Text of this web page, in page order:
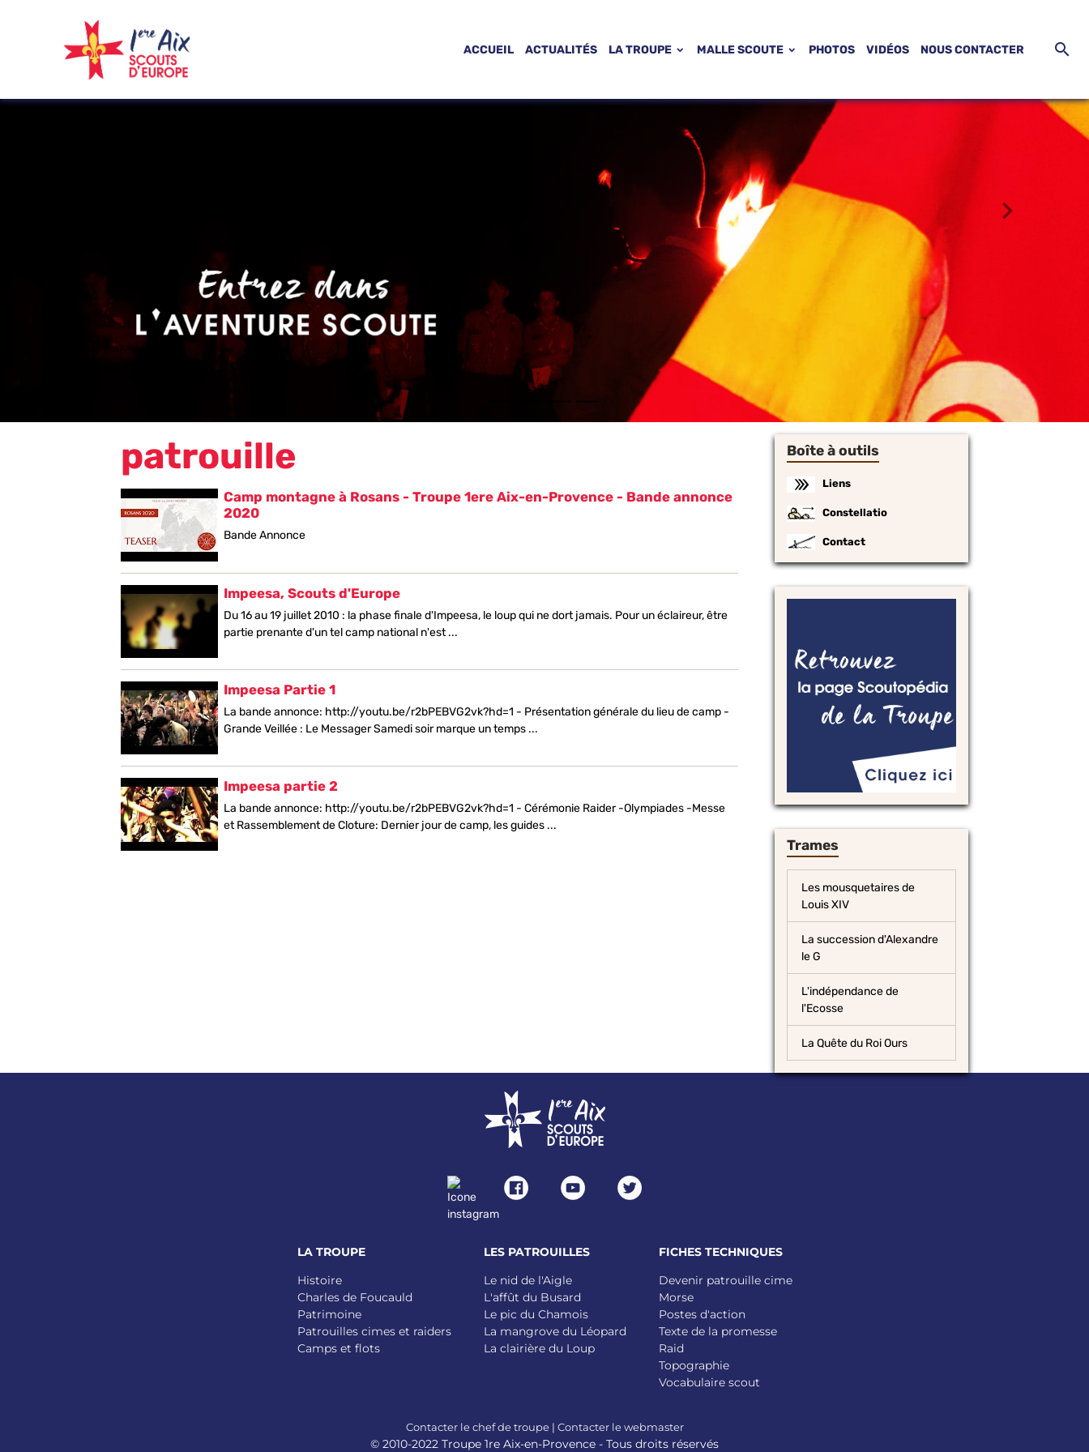
ACCUEIL ACTUALITÉS LA TROUPE MALLE SCOUTE PHOTOS VIDÉOS NOUS CONTACTER
patrouille
Camp montagne à Rosans - Troupe 1ere Aix-en-Provence - Bande annonce
2020
Bande Annonce
Impeesa, Scouts d'Europe
Du 16 au 19 juillet 2010 : la phase finale d'Impeesa, le loup qui ne dort jamais. Pour un éclaireur, être
partie prenante d'un tel camp national n'est ...
Impeesa Partie 1
La bande annonce: http://youtu.be/r2bPEBVG2vk?hd=1 - Présentation générale du lieu de camp -
Grande Veillée : Le Messager Samedi soir marque un temps ...
Impeesa partie 2
La bande annonce: http://youtu.be/r2bPEBVG2vk?hd=1 - Cérémonie Raider -Olympiades -Messe
et Rassemblement de Cloture: Dernier jour de camp, les guides ...
Boîte à outils
Liens
Constellatio
Contact
Trames
Les mousquetaires de
Louis XIV
La succession d'Alexandre
le G
L'indépendance de
l'Ecosse
La Quête du Roi Ours
LA TROUPE
Histoire
Charles de Foucauld
Patrimoine
Patrouilles cimes et raiders
Camps et flots
LES PATROUILLES
Le nid de l'Aigle
L'affût du Busard
Le pic du Chamois
La mangrove du Léopard
La clairière du Loup
FICHES TECHNIQUES
Devenir patrouille cime
Morse
Postes d'action
Texte de la promesse
Raid
Topographie
Vocabulaire scout
Contacter le chef de troupe| Contacter le webmaster
© 2010-2022 Troupe 1re Aix-en-Provence - Tous droits réservés